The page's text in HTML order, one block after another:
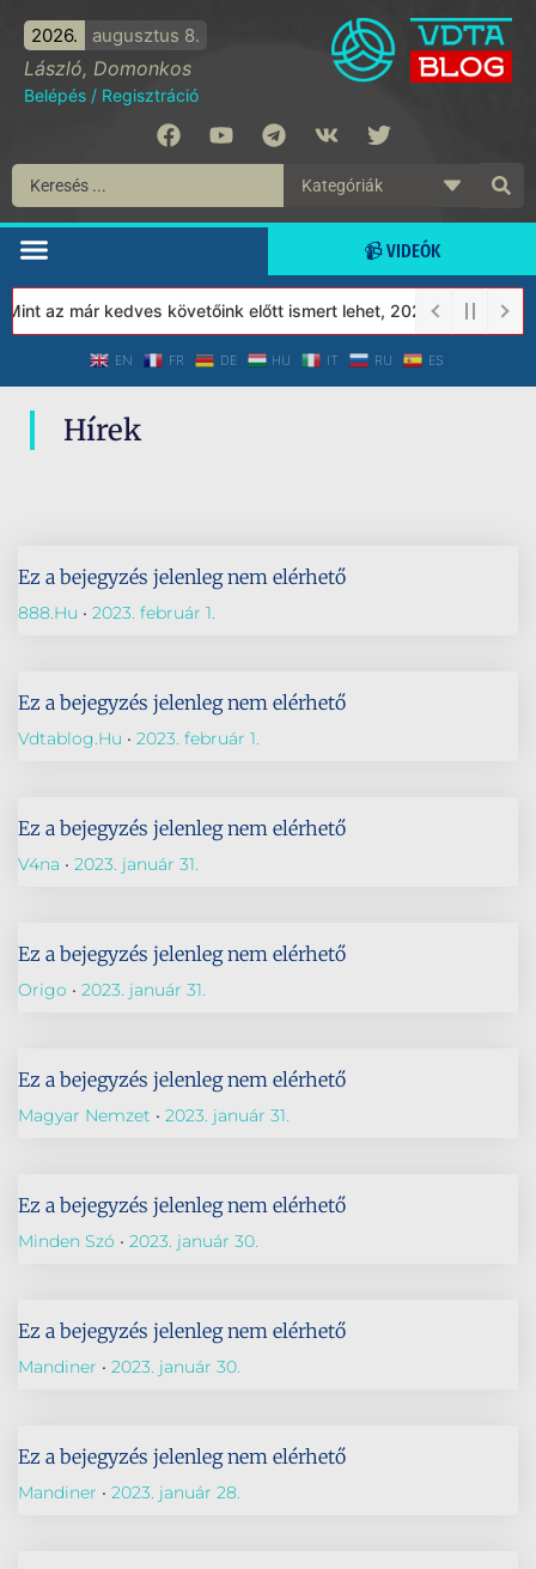
2026. augusztus 8.
László, Domonkos
Belépés / Regisztráció
📹 VIDEÓK
az már kedves követőink előtt ismert lehet, 2023-tól a
EN FR DE HU IT RU ES
Hírek
Ez a bejegyzés jelenleg nem elérhető
888.hu 2023. február 1.
Ez a bejegyzés jelenleg nem elérhető
Vdtablog.hu 2023. február 1.
Ez a bejegyzés jelenleg nem elérhető
V4na 2023. január 31.
Ez a bejegyzés jelenleg nem elérhető
Origo 2023. január 31.
Ez a bejegyzés jelenleg nem elérhető
Magyar Nemzet 2023. január 31.
Ez a bejegyzés jelenleg nem elérhető
Minden Szó 2023. január 30.
Ez a bejegyzés jelenleg nem elérhető
Mandiner 2023. január 30.
Ez a bejegyzés jelenleg nem elérhető
Mandiner 2023. január 28.